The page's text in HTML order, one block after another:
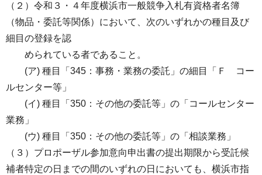
（２）令和３・４年度横浜市一般競争入札有資格者名簿
（物品・委託等関係）において、次のいずれかの種目及び
細目の登録を認
められている者であること。
(ア) 種目「345：事務・業務の委託」の細目「Ｆ コー
ルセンター等」
(イ) 種目「350：その他の委託等」の「コールセンター
業務」
(ウ) 種目「350：その他の委託等」の「相談業務」
（３）プロポーザル参加意向申出書の提出期限から受託候
補者特定の日までの間のいずれの日においても、横浜市指